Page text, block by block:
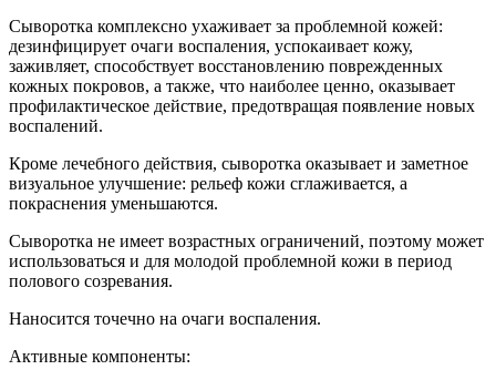
Сыворотка комплексно ухаживает за проблемной кожей:
дезинфицирует очаги воспаления, успокаивает кожу,
заживляет, способствует восстановлению поврежденных
кожных покровов, а также, что наиболее ценно, оказывает
профилактическое действие, предотвращая появление новых
воспалений.
Кроме лечебного действия, сыворотка оказывает и заметное
визуальное улучшение: рельеф кожи сглаживается, а
покраснения уменьшаются.
Сыворотка не имеет возрастных ограничений, поэтому может
использоваться и для молодой проблемной кожи в период
полового созревания.
Наносится точечно на очаги воспаления.
Активные компоненты: